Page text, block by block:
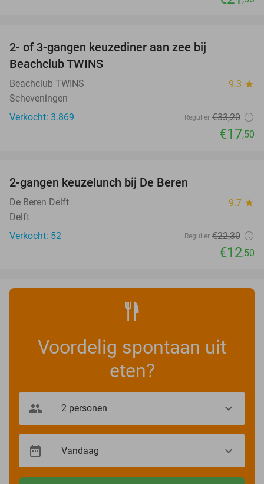
2- of 3-gangen keuzediner aan zee bij
Beachclub TWINS
Beachclub TWINS 9.3 star
Scheveningen
Verkocht: 3.869
Regulier €33,20
€17,50
NEW
TODAY
2-gangen keuzelunch bij De Beren
De Beren Delft 9.7 star
Delft
Verkocht: 52
Regulier €22,30
€12,50
Voordelig spontaan uit
eten?